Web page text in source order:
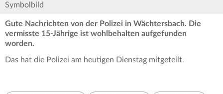
Symbolbild
Gute Nachrichten von der Polizei in Wächtersbach. Die
vermisste 15-Jährige ist wohlbehalten aufgefunden
worden.
Das hat die Polizei am heutigen Dienstag mitgeteilt.